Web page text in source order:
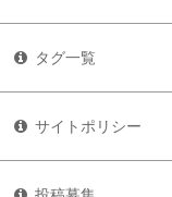
タグ一覧
サイトポリシー